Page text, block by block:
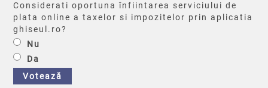
Considerati oportuna înfiintarea serviciului de
plata online a taxelor si impozitelor prin aplicatia
ghiseul.ro?
Nu
Da
Votează